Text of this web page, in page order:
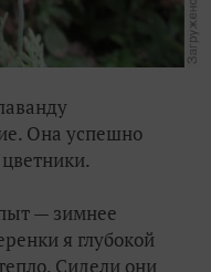
Она успешно
— зимнее
я глубокой
Сидели они